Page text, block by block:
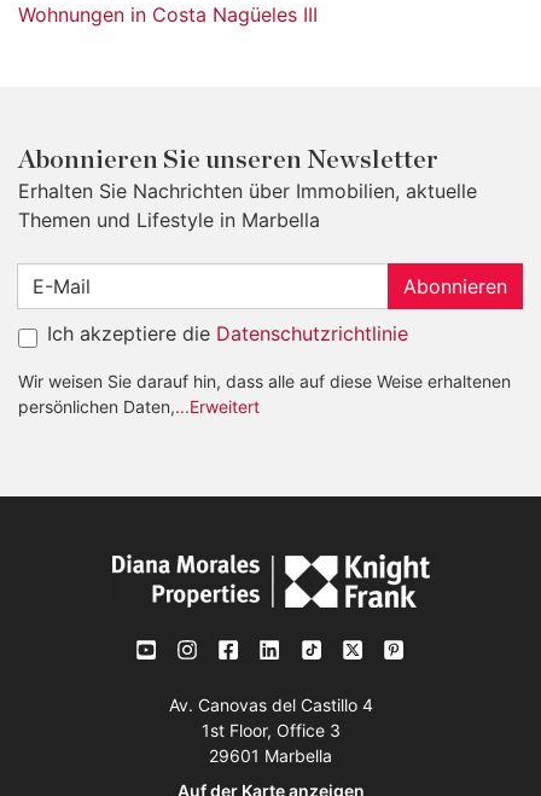
Wohnungen in Costa Nagüeles III
Abonnieren Sie unseren Newsletter
Erhalten Sie Nachrichten über Immobilien, aktuelle
Themen und Lifestyle in Marbella
Abonnieren
Ich akzeptiere die Datenschutzrichtlinie
Wir weisen Sie darauf hin, dass alle auf diese Weise erhaltenen
persönlichen Daten,...Erweitert
Av. Canovas del Castillo 4
1st Floor, Office 3
29601 Marbella
Auf der Karte anzeigen